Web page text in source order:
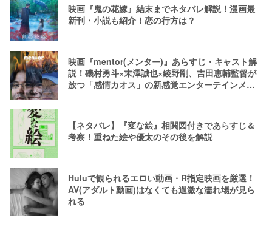
映画『鬼の花嫁』結末までネタバレ解説！漫画最
新刊・小説も紹介！恋の行方は？
映画『mentor(メンター)』あらすじ・キャスト解
説！磯村勇斗×末澤誠也×綾野剛、吉田恵輔監督が
放つ「感情カオス」の新感覚エンターテインメン
【ネタバレ】『変な絵』相関図付きであらすじ＆
考察！重ねた絵や優太のその後を解説
Huluで観られるエロい動画・R指定映画を厳選！
AV(アダルト動画)はなくても過激な濡れ場が見ら
れる